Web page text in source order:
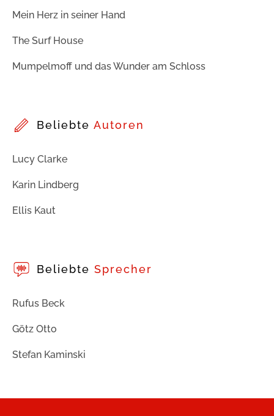
Mein Herz in seiner Hand
The Surf House
Mumpelmoff und das Wunder am Schloss
Beliebte Autoren
Lucy Clarke
Karin Lindberg
Ellis Kaut
Beliebte Sprecher
Rufus Beck
Götz Otto
Stefan Kaminski